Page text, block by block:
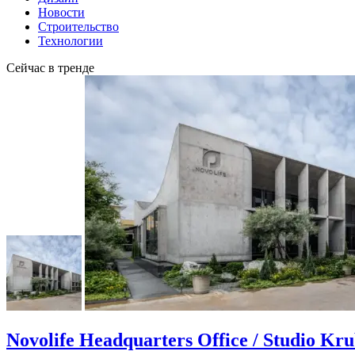
Новости
Строительство
Технологии
Сейчас в тренде
Novolife Headquarters Office / Studio